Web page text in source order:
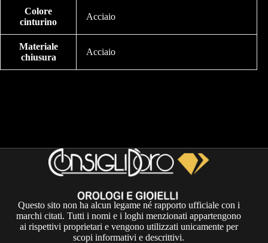
Colore
cinturino
Acciaio
Materiale
chiusura
Acciaio
Questo sito non ha alcun legame né rapporto ufficiale con i
marchi citati. Tutti i nomi e i loghi menzionati appartengono
ai rispettivi proprietari e vengono utilizzati unicamente per
scopi informativi e descrittivi.